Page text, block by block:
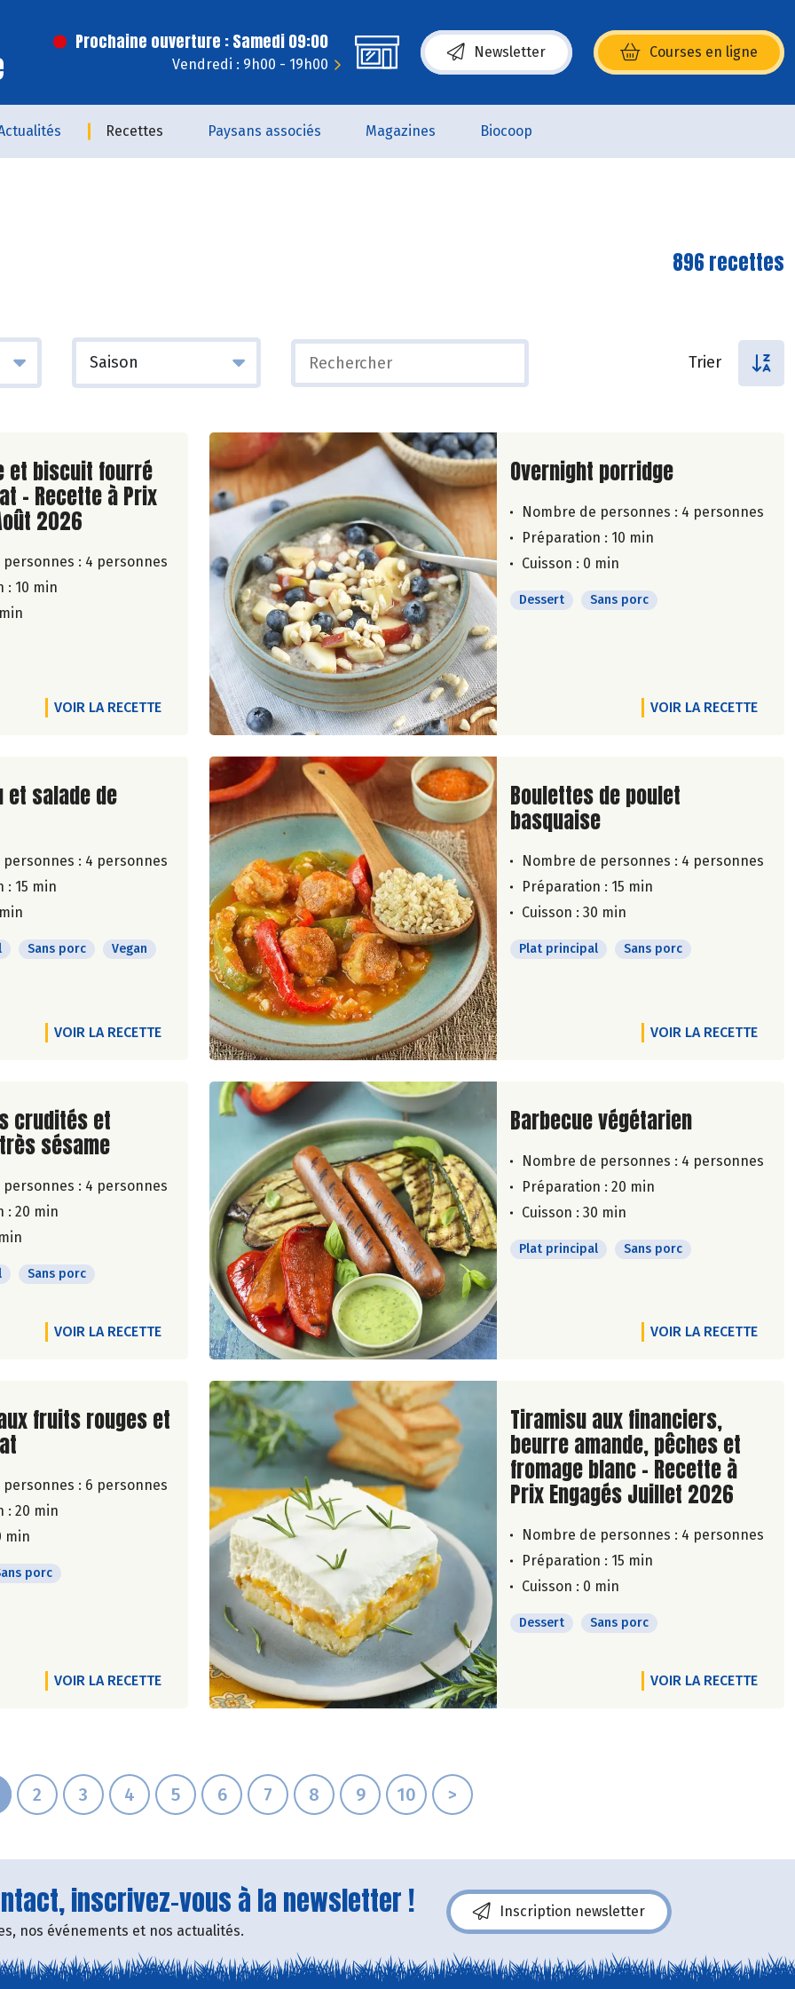
Prochaine ouverture : Samedi 09:00
Vendredi : 9h00 - 19h00
Newsletter Courses en ligne
(s’ouvre dans une nouvelle fenêtre)
Recettes Paysans associés Magazines Biocoop
896 recettes
Trier
de la recette
et biscuit fourré
- Recette à Prix
2026
: 4 personnes
: 10 min
VOIR LA RECETTE
Lire la suite de la recette
Overnight porridge
Nombre de personnes : 4 personnes
Préparation : 10 min
Cuisson : 0 min
Dessert Sans porc
VOIR LA RECETTE
de la recette
et salade de
: 4 personnes
: 15 min
Sans porc
Vegan
VOIR LA RECETTE
Lire la suite de la recette
Boulettes de poulet
basquaise
Nombre de personnes : 4 personnes
Préparation : 15 min
Cuisson : 30 min
Plat principal Sans porc
VOIR LA RECETTE
de la recette
crudités et
sésame
: 4 personnes
: 20 min
Sans porc
VOIR LA RECETTE
Lire la suite de la recette
Barbecue végétarien
Nombre de personnes : 4 personnes
Préparation : 20 min
Cuisson : 30 min
Plat principal Sans porc
VOIR LA RECETTE
de la recette
fruits rouges et
: 6 personnes
: 20 min
min
porc
VOIR LA RECETTE
Lire la suite de la recette
Tiramisu aux financiers,
beurre amande, pêches et
fromage blanc - Recette à
Prix Engagés Juillet 2026
Nombre de personnes : 4 personnes
Préparation : 15 min
Cuisson : 0 min
Dessert Sans porc
VOIR LA RECETTE
2 3 4 5 6 7 8 9 10 >
inscrivez-vous à la newsletter !
nos événements et nos actualités.
Inscription newsletter